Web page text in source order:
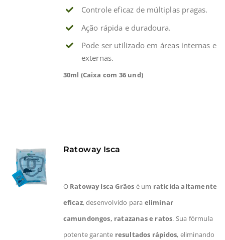
Controle eficaz de múltiplas pragas.
Ação rápida e duradoura.
Pode ser utilizado em áreas internas e
externas.
30ml (Caixa com 36 und)
Ratoway Isca
O Ratoway Isca Grãos é um raticida altamente
eficaz, desenvolvido para eliminar
camundongos, ratazanas e ratos. Sua fórmula
potente garante resultados rápidos, eliminando